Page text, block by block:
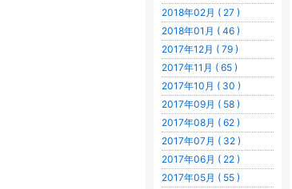
2018年02月 ( 27 )
2018年01月 ( 46 )
2017年12月 ( 79 )
2017年11月 ( 65 )
2017年10月 ( 30 )
2017年09月 ( 58 )
2017年08月 ( 62 )
2017年07月 ( 32 )
2017年06月 ( 22 )
2017年05月 ( 55 )